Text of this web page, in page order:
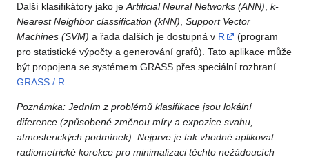
Další klasifikátory jako je Artificial Neural Networks (ANN) k-
Nearest Neighbor classification (kNN) Support Vector
Machines (SVM) a řada dalších je dostupná v R
(program
pro statistické výpočty a generování grafů). Tato aplikace může
být propojena se systémem GRASS přes speciální rozhraní
GRASS / R
Poznámka: Jedním z problémů klasifikace jsou lokální
diference (způsobené změnou míry a expozice svahu,
atmosferických podmínek). Nejprve je tak vhodné aplikovat
radiometrické korekce pro minimalizaci těchto nežádoucích